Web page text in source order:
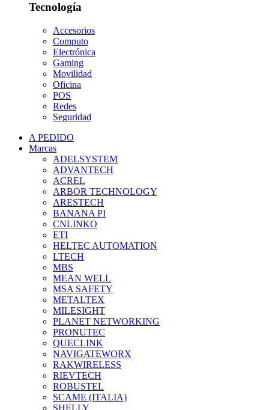
Tecnología
Accesorios
Computo
Electrónica
Gaming
Movilidad
Oficina
POS
Redes
Seguridad
A PEDIDO
Marcas
ADELSYSTEM
ADVANTECH
ACREL
ARBOR TECHNOLOGY
ARESTECH
BANANA PI
CNLINKO
ETI
HELTEC AUTOMATION
LTECH
MBS
MEAN WELL
MSA SAFETY
METALTEX
MILESIGHT
PLANET NETWORKING
PRONUTEC
QUECLINK
NAVIGATEWORX
RAKWIRELESS
RIEVTECH
ROBUSTEL
SCAME (ITALIA)
SHELLY